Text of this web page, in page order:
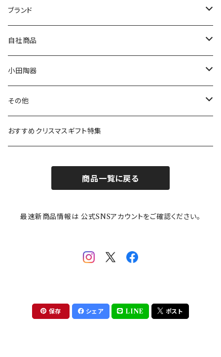
マグ＆カップ
プレート
ボウル
ガラスウェア
カトラリー
ムーミン
80th記念アイテム
リトルミイの日記念アイテム
MOOMIN ANIMATION
スヌーピー
ピーターラビット
ポケットモンスター
mofusand（モフサンド）
mofsand×日比谷花壇
ちびまる子ちゃんandクレヨンしんちゃん
ブランド
LA AMYS(エミーズ)
LISA LARSON(リサラーソン)
LAURA ASHLEY(ローラ アシュレイ)
Finlayson(フィンレイソン)
HANAE MORI(ハナエモリ)
THE BEATLES(ザ・ビートルズ)
【山加商店×yaeko】migratory bird
自社商品
ねこ企画
Cecera(セセラ)
CELEC(セレック)
隅切り重箱
HAPPY DINING(ハッピーダイニング)
小田陶器
さざなみ
吉祥
メイメイウェア
SoSo(ソソ）
その他
リサイクル食器
おすすめクリスマスギフト特集
商品一覧に戻る
最速新商品情報は 公式SNSアカウントをご確認ください。
保存 シェア LINE ポスト